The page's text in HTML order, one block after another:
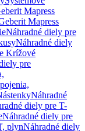
Mapress
Mapress
Náhradné diely pre
Náhradné diely
Krížové
pre
Náhradné
diely pre T-
Náhradné diely pre
plynNáhradné diely